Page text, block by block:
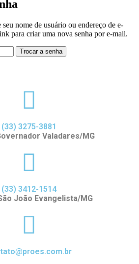
nome de usuário ou endereço de e-
para criar uma nova senha por e-mail.
(33) 3275-3881
Valadares/MG
(33) 3412-1514
João Evangelista/MG